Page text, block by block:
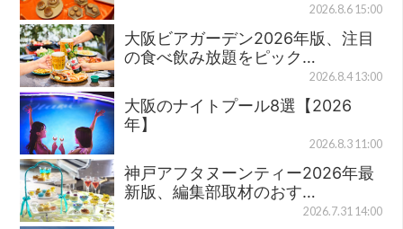
2026.8.6 15:00
大阪ビアガーデン2026年版、注目
の食べ飲み放題をピック…
2026.8.4 13:00
大阪のナイトプール8選【2026
年】
2026.8.3 11:00
神戸アフタヌーンティー2026年最
新版、編集部取材のおす…
2026.7.31 14:00